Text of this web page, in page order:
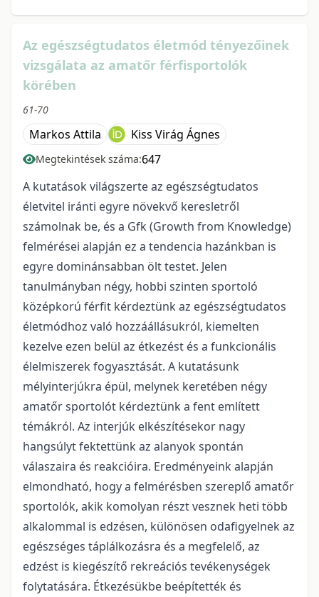
Az egészségtudatos életmód tényezőinek
vizsgálata az amatőr férfisportolók
körében
61-70
Markos Attila Kiss Virág Ágnes
Megtekintések száma:647
A kutatások világszerte az egészségtudatos
életvitel iránti egyre növekvő keresletről
számolnak be, és a Gfk (Growth from Knowledge)
felmérései alapján ez a tendencia hazánkban is
egyre dominánsabban ölt testet. Jelen
tanulmányban négy, hobbi szinten sportoló
középkorú férfit kérdeztünk az egészségtudatos
életmódhoz való hozzáállásukról, kiemelten
kezelve ezen belül az étkezést és a funkcionális
élelmiszerek fogyasztását. A kutatásunk
mélyinterjúkra épül, melynek keretében négy
amatőr sportolót kérdeztünk a fent említett
témákról. Az interjúk elkészítésekor nagy
hangsúlyt fektettünk az alanyok spontán
válaszaira és reakcióira. Eredményeink alapján
elmondható, hogy a felmérésben szereplő amatőr
sportolók, akik komolyan részt vesznek heti több
alkalommal is edzésen, különösen odafigyelnek az
egészséges táplálkozásra és a megfelelő, az
edzést is kiegészítő rekreációs tevékenységek
folytatására. Étkezésükbe beépítették és